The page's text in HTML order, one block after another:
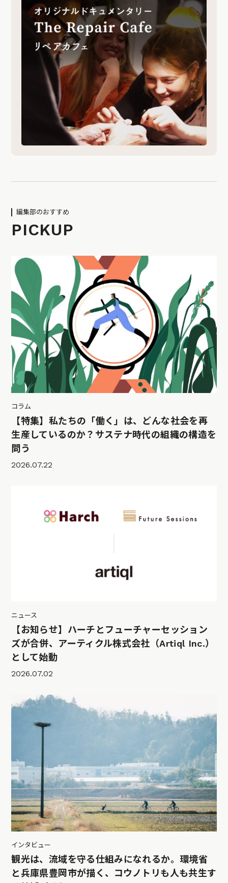
編集部のおすすめ
PICKUP
コラム
【特集】私たちの「働く」は、どんな社会を再
生産しているのか？サステナ時代の組織の構造を
問う
2026.07.22
ニュース
【お知らせ】ハーチとフューチャーセッション
ズが合併、アーティクル株式会社（Artiql Inc.）
として始動
2026.07.02
インタビュー
観光は、流域を守る仕組みになれるか。環境省
と兵庫県豊岡市が描く、コウノトリも人も共生す